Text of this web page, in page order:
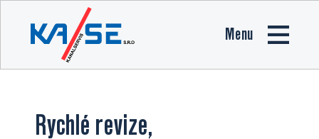
Menu
Rychlé revize,